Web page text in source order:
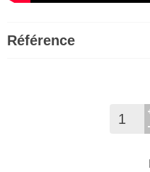
Référence